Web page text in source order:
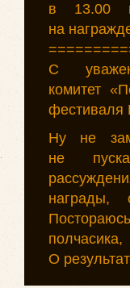
в 13.00
на
С
комитет
фестиваля
Ну не
не
О